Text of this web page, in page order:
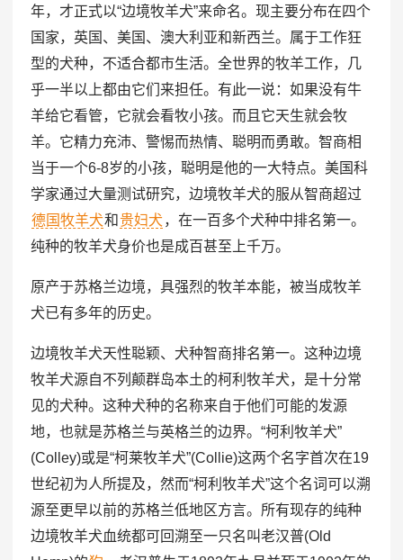
年，才正式以“边境牧羊犬”来命名。现主要分布在四个
国家，英国、美国、澳大利亚和新西兰。属于工作狂
型的犬种，不适合都市生活。全世界的牧羊工作，几
乎一半以上都由它们来担任。有此一说：如果没有牛
羊给它看管，它就会看牧小孩。而且它天生就会牧
羊。它精力充沛、警惕而热情、聪明而勇敢。智商相
当于一个6-8岁的小孩，聪明是他的一大特点。美国科
学家通过大量测试研究，边境牧羊犬的服从智商超过
德国牧羊犬和贵妇犬，在一百多个犬种中排名第一。
纯种的牧羊犬身价也是成百甚至上千万。
原产于苏格兰边境，具强烈的牧羊本能，被当成牧羊
犬已有多年的历史。
边境牧羊犬天性聪颖、犬种智商排名第一。这种边境
牧羊犬源自不列颠群岛本土的柯利牧羊犬，是十分常
见的犬种。这种犬种的名称来自于他们可能的发源
地，也就是苏格兰与英格兰的边界。“柯利牧羊犬”
(Colley)或是“柯莱牧羊犬”(Collie)这两个名字首次在19
世纪初为人所提及，然而“柯利牧羊犬”这个名词可以溯
源至更早以前的苏格兰低地区方言。所有现存的纯种
边境牧羊犬血统都可回溯至一只名叫老汉普(Old